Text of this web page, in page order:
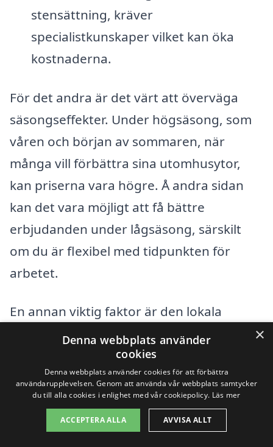
stensättning, kräver
specialistkunskaper vilket kan öka
kostnaderna.
För det andra är det värt att överväga
säsongseffekter. Under högsäsong, som
våren och början av sommaren, när
många vill förbättra sina utomhusytor,
kan priserna vara högre. Å andra sidan
kan det vara möjligt att få bättre
erbjudanden under lågsäsong, särskilt
om du är flexibel med tidpunkten för
arbetet.
En annan viktig faktor är den lokala
konkurrensen. I Bergkvara finns det flera
företag och frilansare som erbjuder
trädgårdstjänster, och det är värt att
jämföra priser och tjänster innan du väljer
en leverantör. Genom vår plattform kan
×
Denna webbplats använder
cookies
Denna webbplats använder cookies för att förbättra
användarupplevelsen. Genom att använda vår webbplats samtycker
du till alla cookies i enlighet med vår cookiepolicy. Läs mer
ACCEPTERA ALLA AVVISA ALLT